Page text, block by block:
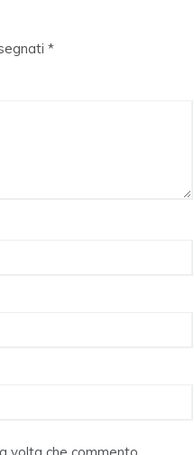
*